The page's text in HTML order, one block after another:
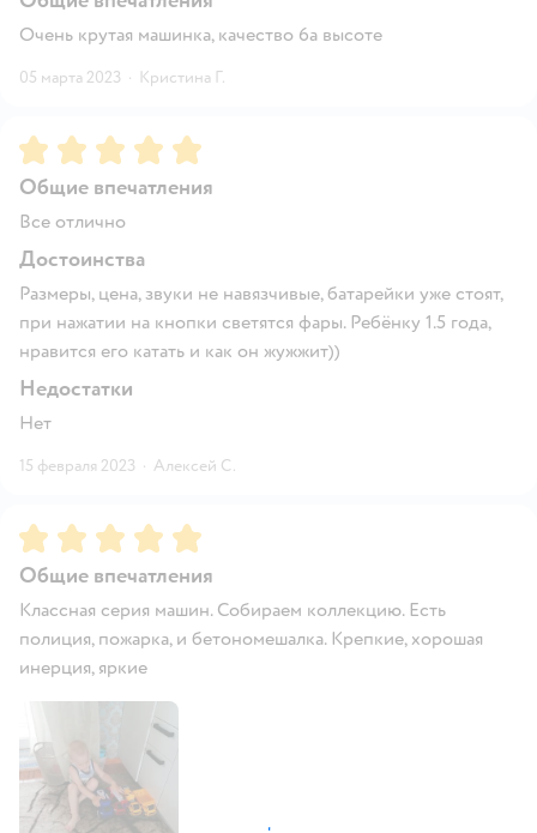
Очень крутая машинка, качество 6а высоте
05 марта 2023 · Кристина Г.
Рейтинг:5
Общие впечатления
Все отлично
Достоинства
Размеры, цена, звуки не навязчивые, батарейки уже стоят,
при нажатии на кнопки светятся фары. Ребёнку 1.5 года,
нравится его катать и как он жужжит))
Недостатки
Нет
15 февраля 2023 · Алексей С.
Рейтинг:5
Общие впечатления
Классная серия машин. Собираем коллекцию. Есть
полиция, пожарка, и бетономешалка. Крепкие, хорошая
инерция, яркие